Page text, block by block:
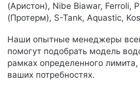
(Аристон), Nibe Biawar, Ferroli,
(Протерм), S-Tank, Aquastic,
Наши опытные менеджеры
помогут подобрать модель
рамках определенного
ваших потребностях.